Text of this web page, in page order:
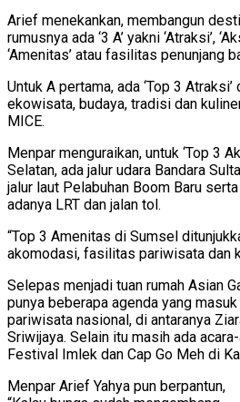
Arief menekankan, membangun
rumusnya ada ‘3 A’ yakni ‘Atraksi’,
‘Amenitas’ atau fasilitas penunjang
Untuk A pertama, ada ‘Top 3
ekowisata, budaya, tradisi dan
MICE.
Menpar menguraikan, untuk ‘Top 3
Selatan, ada jalur udara Bandara
jalur laut Pelabuhan Boom Baru
adanya LRT dan jalan tol.
“Top 3 Amenitas di Sumsel
akomodasi, fasilitas pariwisata dan
Selepas menjadi tuan rumah Asian
punya beberapa agenda yang
pariwisata nasional, di antaranya
Sriwijaya. Selain itu masih ada
Festival Imlek dan Cap Go Meh di
Menpar Arief Yahya pun berpantun,